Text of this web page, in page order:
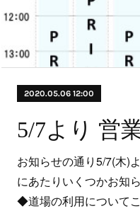
2020.05.06 12:00
お知らせの通り5/7(木)
にあたりいくつかお知
◆道場の利用について